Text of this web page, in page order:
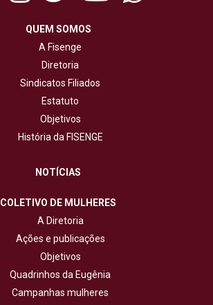
QUEM SOMOS
A Fisenge
Diretoria
Sindicatos Filiados
Estatuto
Objetivos
História da FISENGE
NOTÍCIAS
COLETIVO DE MULHERES
A Diretoria
Ações e publicações
Objetivos
Quadrinhos da Eugênia
Campanhas mulheres